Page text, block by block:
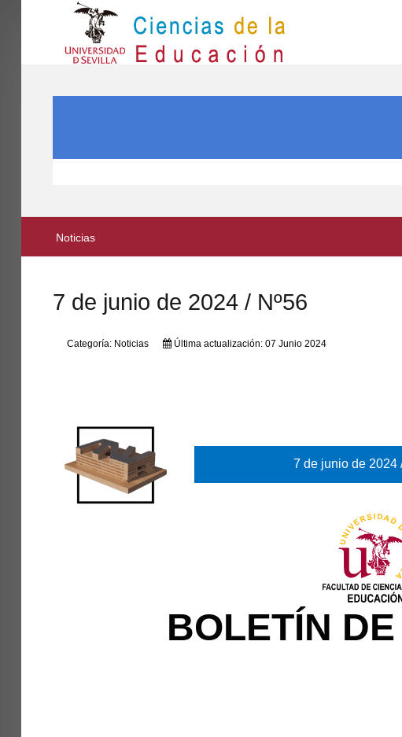
PARTICIPA
Noticias
7 de junio de 2024 / Nº56
Categoría: Noticias Última actualización: 07 Junio 2024
7 de junio de 2024
BOLETÍN DE